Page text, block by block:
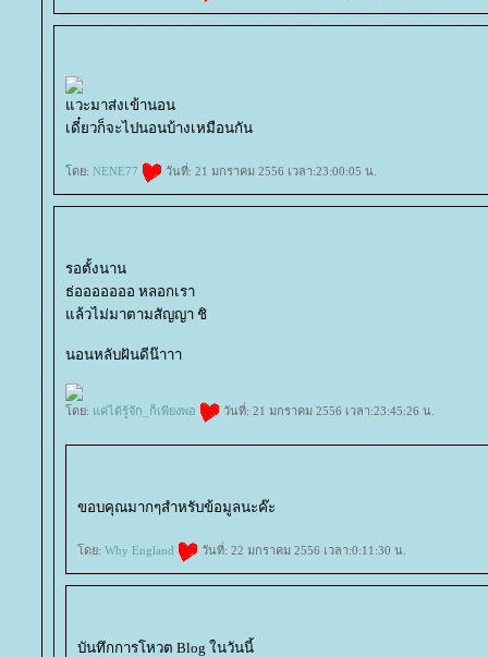
วะมาส่งเข้านอน
เดี๋ยวก็จะไปนอนบ้างเหมือนกัน
ดย: NENE77 วันที่: 21 มกราคม 2556 เวลา:23:00:05 น.
รอตั้งนาน
ธ่อออออออ หลอกเรา
ล้วไม่มาตามสัญญา ชิ
นอนหลับฝันดีน๊าาา
ดย: ค่ได้รู้จัก_ก็เพียงพอ วันที่: 21 มกราคม 2556 เวลา:23:45:26 น.
ขอบคุณมากๆสำหรับข้อมูลนะค๊ะ
ดย: Why England วันที่: 22 มกราคม 2556 เวลา:0:11:30 น.
บันทึกการโหวต Blog ในวันนี้